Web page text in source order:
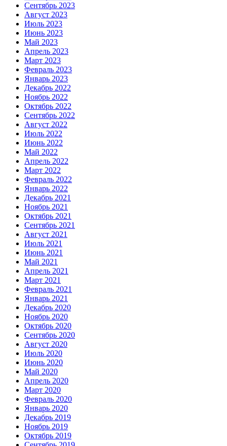
Сентябрь 2023
Август 2023
Июль 2023
Июнь 2023
Май 2023
Апрель 2023
Март 2023
Февраль 2023
Январь 2023
Декабрь 2022
Ноябрь 2022
Октябрь 2022
Сентябрь 2022
Август 2022
Июль 2022
Июнь 2022
Май 2022
Апрель 2022
Март 2022
Февраль 2022
Январь 2022
Декабрь 2021
Ноябрь 2021
Октябрь 2021
Сентябрь 2021
Август 2021
Июль 2021
Июнь 2021
Май 2021
Апрель 2021
Март 2021
Февраль 2021
Январь 2021
Декабрь 2020
Ноябрь 2020
Октябрь 2020
Сентябрь 2020
Август 2020
Июль 2020
Июнь 2020
Май 2020
Апрель 2020
Март 2020
Февраль 2020
Январь 2020
Декабрь 2019
Ноябрь 2019
Октябрь 2019